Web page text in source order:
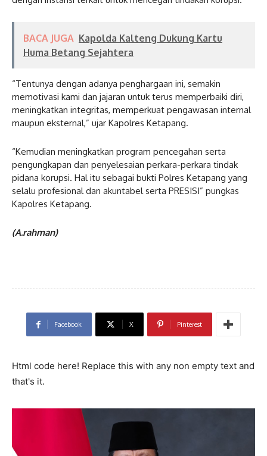
BACA JUGA Kapolda Kalteng Dukung Kartu
Huma Betang Sejahtera
“Tentunya dengan adanya penghargaan ini, semakin
memotivasi kami dan jajaran untuk terus memperbaiki diri,
meningkatkan integritas, memperkuat pengawasan internal
maupun eksternal,” ujar Kapolres Ketapang.
“Kemudian meningkatkan program pencegahan serta
pengungkapan dan penyelesaian perkara-perkara tindak
pidana korupsi. Hal itu sebagai bukti Polres Ketapang yang
selalu profesional dan akuntabel serta PRESISI” pungkas
Kapolres Ketapang.
(A.rahman)
Facebook X Pinterest
Html code here! Replace this with any non empty text and
that's it.